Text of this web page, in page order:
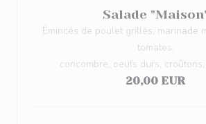
Salade
Émincés de poulet grillés, marinade
tomates,
concombre, oeufs durs,
20,00 EUR